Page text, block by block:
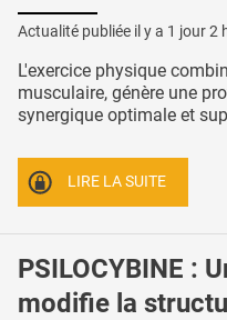
Actualité publiée il y a 1 jour 2
L'exercice physique
musculaire, génère une
synergique optimale et
LIRE LA SUITE
PSILOCYBINE :
modifie la